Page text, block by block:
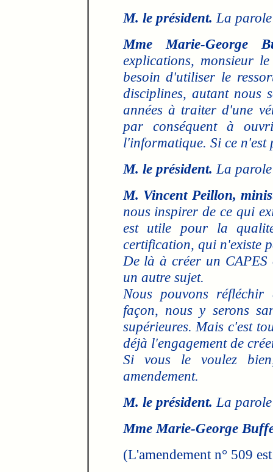
M. le président. La
Mme Marie-George
explications, monsieur
besoin d'utiliser le
disciplines, autant nous
années à traiter d'une
par conséquent à
l'informatique. Si ce n'est
M. le président. La
M. Vincent Peillon,
nous inspirer de ce qui
est utile pour la
certification, qui n'existe
De là à créer un CAPES
un autre sujet.
Nous pouvons
façon, nous y serons
supérieures. Mais c'est
déjà l'engagement de
Si vous le voulez
amendement.
M. le président. La
Mme Marie-George
(L'amendement n° 509